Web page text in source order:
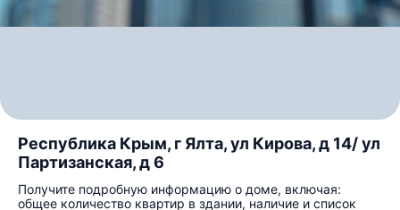
Республика Крым, г Ялта, ул Кирова, д 14/ ул
Партизанская, д 6
Получите подробную информацию о доме, включая:
общее количество квартир в здании, наличие и список